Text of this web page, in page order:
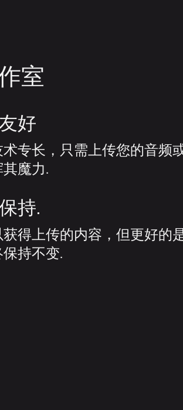
室
好
专长，只需上传您的音频
魔力.
持.
得上传的内容，但更好的
持不变.